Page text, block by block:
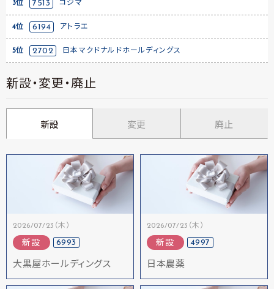
3位 7513 コジマ
4位 6194 アトラエ
5位 2702 日本マクドナルドホールディングス
新設・変更・廃止
新設 変更 廃止
2026/07/23（木）
新設 6993
大黒屋ホールディングス
2026/07/23（木）
新設 4997
日本農薬